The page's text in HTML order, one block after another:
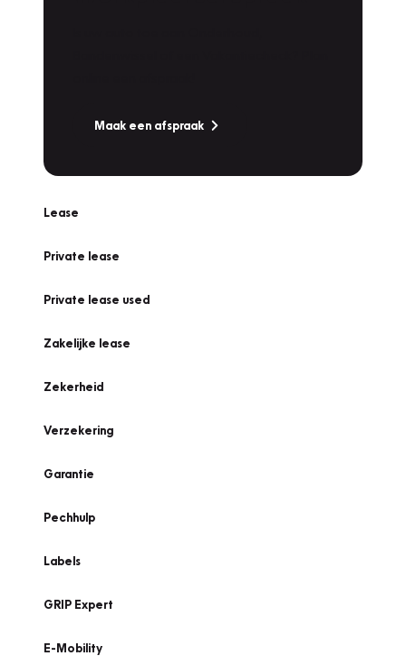
Maak een afspraak
Lease
Private lease
Private lease used
Zakelijke lease
Zekerheid
Verzekering
Garantie
Pechhulp
Labels
GRIP Expert
E-Mobility